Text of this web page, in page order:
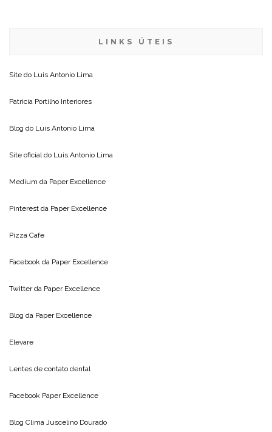
LINKS ÚTEIS
Site do Luis Antonio Lima
Patricia Portilho Interiores
Blog do Luis Antonio Lima
Site oficial do Luis Antonio Lima
Medium da Paper Excellence
Pinterest da Paper Excellence
Pizza Cafe
Facebook da Paper Excellence
Twitter da Paper Excellence
Blog da Paper Excellence
Elevare
Lentes de contato dental
Facebook Paper Excellence
Blog Clima Juscelino Dourado